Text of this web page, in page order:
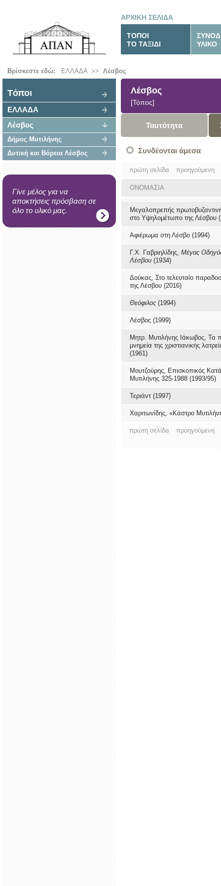
ΑΡΧΙΚΗ ΣΕΛΙΔΑ
ΤΟΠΟΙ
ΤΟ ΤΑΞΙΔΙ
ΥΛΙΚΟ
Βρίσκεστε εδώ: ΕΛΛΑΔΑ>> Λέσβος
Tόποι
ΕΛΛΑΔΑ
Λέσβος
Δήμος Μυτιλήνης
Δυτική και Βόρεια Λέσβος
Γίνε μέλος για να
αποκτήσεις πρόσβαση σε
όλο το υλικό μας.
Λέσβος
[Τόπος]
Ταυτότητα
Συνδέονται άμεσα
πρώτη σελίδα προηγούμενη
ΟΝΟΜΑΣΙΑ
Μεγαλοπρεπής
στο Υψηλομέτωπο της Λέσβου
Αφιέρωμα στη Λέσβο (1994)
Γ.Χ. Γαβριηλίδης, Μέγας
Λέσβου (1934)
Δούκας, Στο τελευταίο
της Λέσβου (2016)
Θεόφιλος (1994)
Λέσβος (1999)
Μητρ. Μυτιλήνης Ιάκωβος, Τα
μνημεία της χριστιανικής
(1961)
Μουτζούρης, Επισκοπικός
Μυτιλήνης 325-1988 (1993/95)
Τεριάντ (1997)
Χαριτωνίδης, «Κάστρο
πρώτη σελίδα προηγούμενη